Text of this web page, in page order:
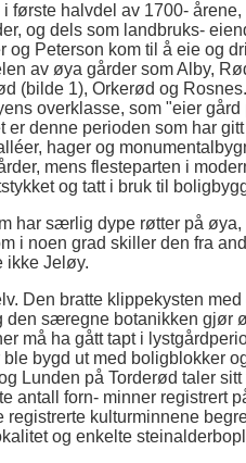
første halvdel av 1700-
og dels som landbruks-
og Peterson kom til å eie og
av øya gårder som Alby,
(bilde 1), Orkerød og
overklasse, som "eier
denne perioden som har
hager og
mens flesteparten i
og tatt i bruk til
har særlig dype røtter på
i noen grad skiller den fra
ikke Jeløy.
Den bratte klippekysten
den særegne botanikken gjør
må ha gått tapt i
bygd ut med boligblokker
Lunden på Torderød taler
antall forn- minner registrert
kulturminnene
og enkelte